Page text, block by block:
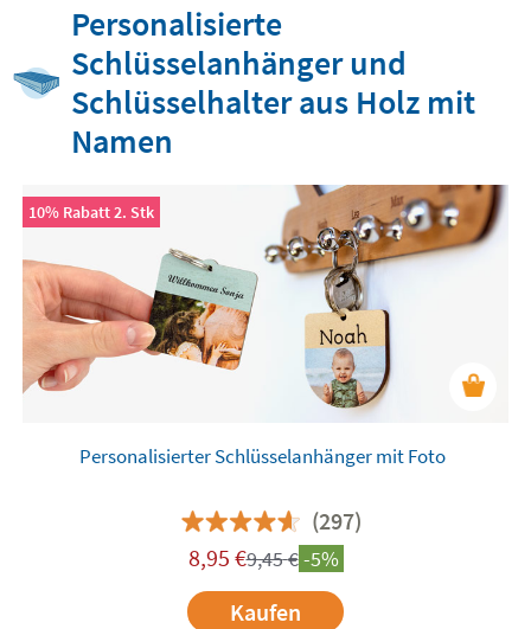
Personalisierte
Schlüsselanhänger und
Schlüsselhalter aus Holz mit
Namen
10% Rabatt 2. Stk
Personalisierter Schlüsselanhänger mit Foto
(297)
8,95 €9,45€-5%
Kaufen